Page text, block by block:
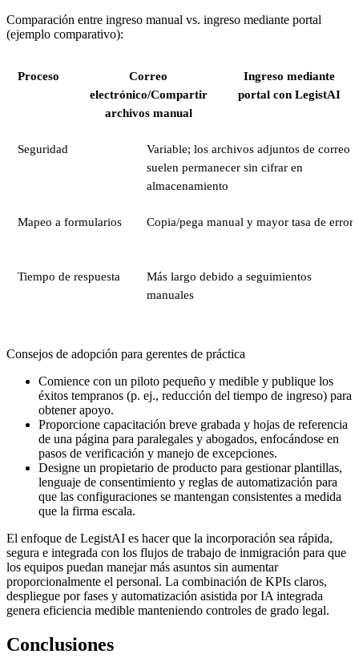
Comparación entre ingreso manual vs. ingreso mediante portal
(ejemplo comparativo):
Proceso
Correo
electrónico/Compartir
archivos manual
Ingreso mediante
portal con LegistAI
Seguridad
Variable; los archivos adjuntos de correo
suelen permanecer sin cifrar en
almacenamiento
Mapeo a formularios Copia/pega manual y mayor tasa de error
Tiempo de respuesta
Más largo debido a seguimientos
manuales
Consejos de adopción para gerentes de práctica
Comience con un piloto pequeño y medible y publique los
éxitos tempranos (p. ej., reducción del tiempo de ingreso) para
obtener apoyo.
Proporcione capacitación breve grabada y hojas de referencia
de una página para paralegales y abogados, enfocándose en
pasos de verificación y manejo de excepciones.
Designe un propietario de producto para gestionar plantillas,
lenguaje de consentimiento y reglas de automatización para
que las configuraciones se mantengan consistentes a medida
que la firma escala.
El enfoque de LegistAI es hacer que la incorporación sea rápida,
segura e integrada con los flujos de trabajo de inmigración para que
los equipos puedan manejar más asuntos sin aumentar
proporcionalmente el personal. La combinación de KPIs claros,
despliegue por fases y automatización asistida por IA integrada
genera eficiencia medible manteniendo controles de grado legal.
Conclusiones